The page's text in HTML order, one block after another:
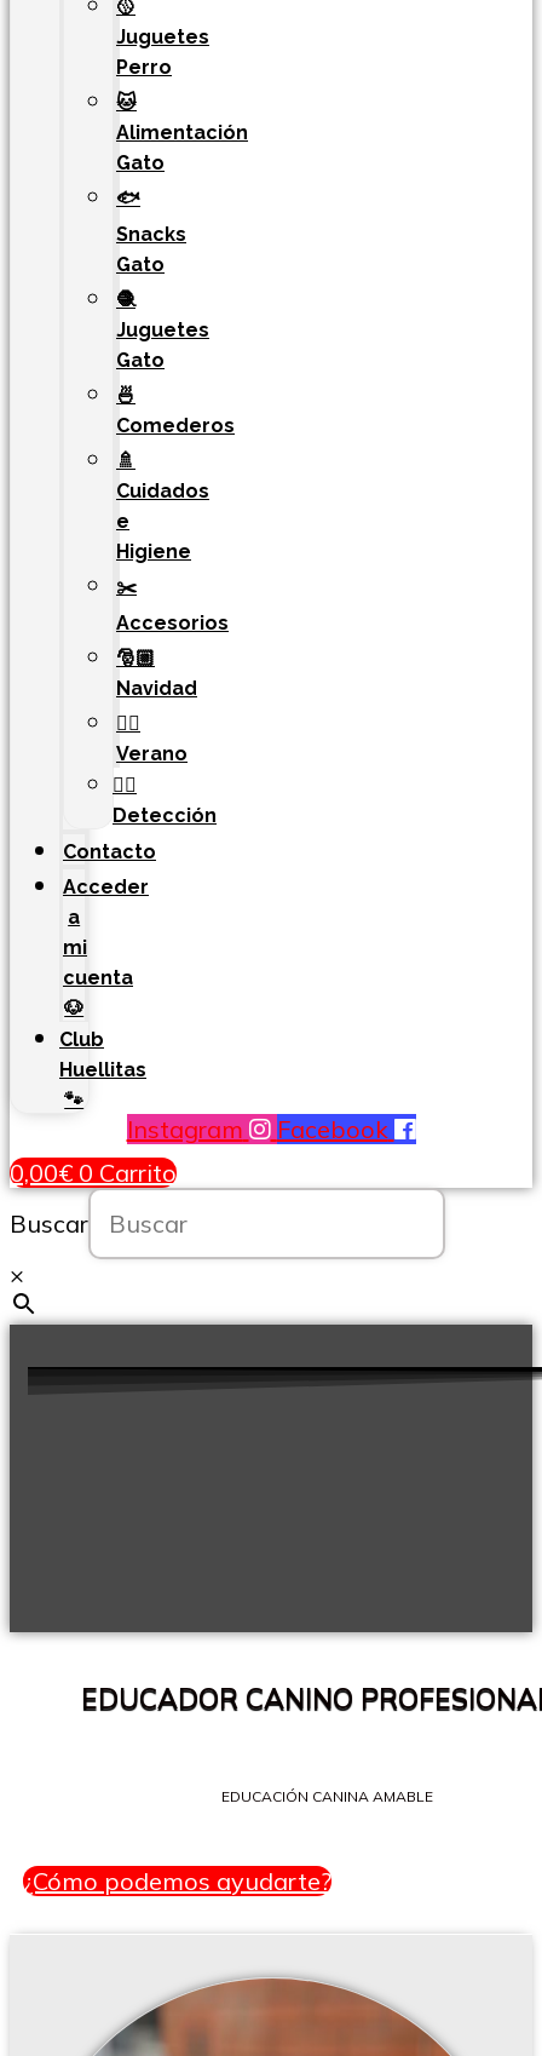
🥎
Juguetes
Perro
🐱
Alimentación
Gato
🐟
Snacks
Gato
🧶
Juguetes
Gato
🍜
Comederos
🚿
Cuidados
e
Higiene
✂️
Accesorios
🎅🏼
Navidad
🏄‍♀️
Verano
🐕‍🦺
Detección
Contacto
Acceder
a
mi
cuenta
🐶
Club
Huellitas
🐾
Instagram
Facebook
0,00€ 0 Carrito
Buscar
×
EDUCADOR CANINO
EDUCACIÓN CANINA AMABLE
¿Cómo podemos ayudarte?